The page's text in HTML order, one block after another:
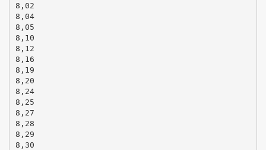
8,02
8,04
8,05
8,10
8,12
8,16
8,19
8,20
8,24
8,25
8,27
8,28
8,29
8,30